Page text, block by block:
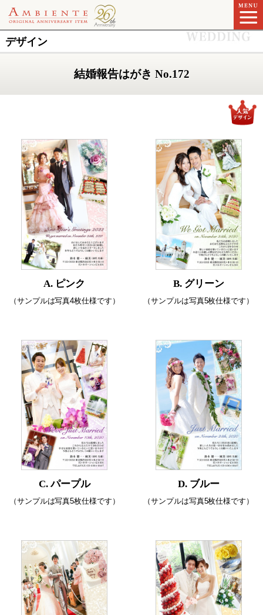
デザイン
結婚報告はがき No.172
A. ピンク
（サンプルは写真4枚仕様です）
B. グリーン
（サンプルは写真5枚仕様です）
C. パープル
（サンプルは写真5枚仕様です）
D. ブルー
（サンプルは写真5枚仕様です）